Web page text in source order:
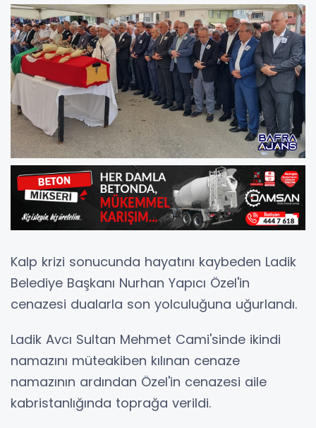
Kalp krizi sonucunda hayatını kaybeden Ladik
Belediye Başkanı Nurhan Yapıcı Özel'in
cenazesi dualarla son yolculuğuna uğurlandı.
Ladik Avcı Sultan Mehmet Cami'sinde ikindi
namazını müteakiben kılınan cenaze
namazının ardından Özel'in cenazesi aile
kabristanlığında toprağa verildi.